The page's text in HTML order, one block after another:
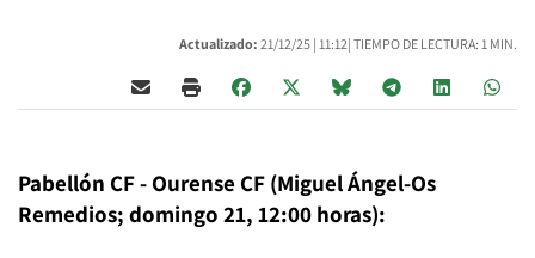
Actualizado: 21/12/25 | 11:12| TIEMPO DE LECTURA: 1 MIN.
Pabellón CF - Ourense CF (Miguel Ángel-Os
Remedios; domingo 21, 12:00 horas):